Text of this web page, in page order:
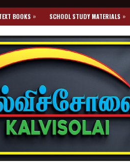
BOOKS » SCHOOL STUDY MATERIALS »